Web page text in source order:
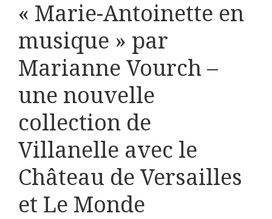
« Marie-Antoinette en
musique » par
Marianne Vourch –
une nouvelle
collection de
Villanelle avec le
Château de Versailles
et Le Monde